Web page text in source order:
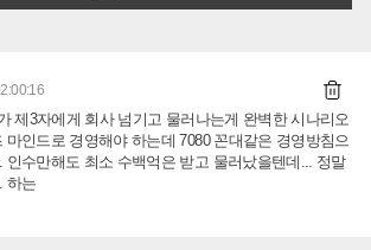
제3자에게 회사 넘기고 물러나는게 완벽한 시나리오
마인드로 경영해야 하는데 7080 꼰대같은 경영방침으
인수만해도 최소 수백억은 받고 물러났을텐데... 정말
하는